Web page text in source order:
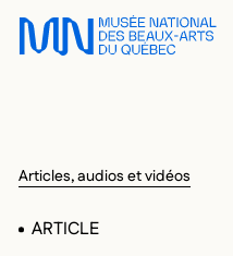
Sauter au menu principal
Sauter au contenu principal
Sauter au pied de page
Articles, audios et vidéos
ARTICLE